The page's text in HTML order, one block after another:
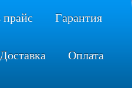
прайс Гарантия
Доставка Оплата